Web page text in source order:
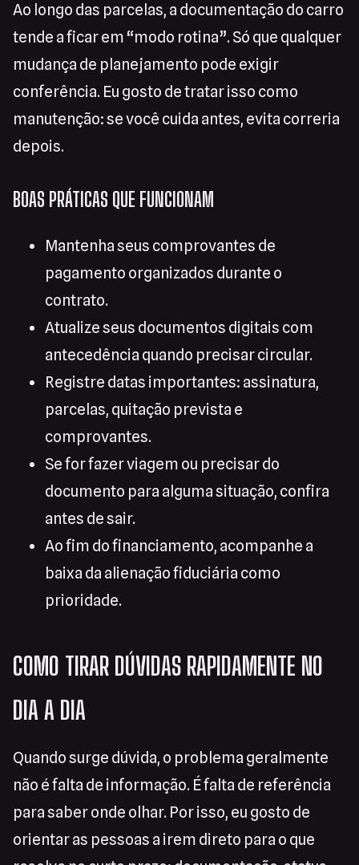
Ao longo das parcelas, a documentação do carro
tende a ficar em “modo rotina”. Só que qualquer
mudança de planejamento pode exigir
conferência. Eu gosto de tratar isso como
manutenção: se você cuida antes, evita correria
depois.
BOAS PRÁTICAS QUE FUNCIONAM
Mantenha seus comprovantes de
pagamento organizados durante o
contrato.
Atualize seus documentos digitais com
antecedência quando precisar circular.
Registre datas importantes: assinatura,
parcelas, quitação prevista e
comprovantes.
Se for fazer viagem ou precisar do
documento para alguma situação, confira
antes de sair.
Ao fim do financiamento, acompanhe a
baixa da alienação fiduciária como
prioridade.
COMO TIRAR DÚVIDAS RAPIDAMENTE NO
DIA A DIA
Quando surge dúvida, o problema geralmente
não é falta de informação. É falta de referência
para saber onde olhar. Por isso, eu gosto de
orientar as pessoas a irem direto para o que